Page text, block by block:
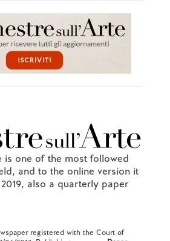
is one of the most followed
and to the online version it
also a quarterly paper
registered with the Court of